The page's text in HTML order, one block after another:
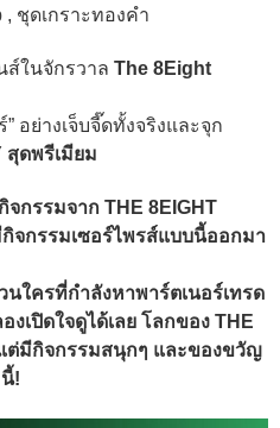
ชุดเกราะทองคำ
ในจักรวาล The 8Eight
อย่างเจ็บจี๊ดทั้งจริงและจุก
สุดพรีเมียม
กรรมจาก THE 8EIGHT
กิจกรรมเซอร์ไพรส์แบบนี้ออกมา
ใครที่กำลังหาพาร์ตเนอร์เทรด
เปิดใจดูได้เลย โลกของ THE
ต่มีกิจกรรมสนุกๆ และของขวัญ
!